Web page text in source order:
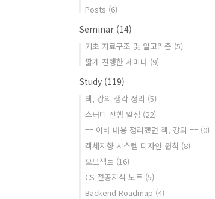
Posts (6)
Seminar (14)
기초 자료구조 및 알고리즘 (5)
짧게 진행한 세미나 (9)
Study (119)
책, 강의 생각 정리 (5)
스터디 진행 일정 (22)
== 이하 내용 정리했던 책, 강의 == (0)
객체지향 시스템 디자인 원칙 (8)
오브젝트 (16)
CS 전공지식 노트 (5)
Backend Roadmap (4)